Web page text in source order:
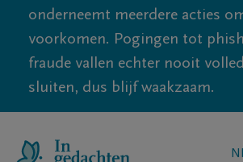
onderneemt meerdere acties
voorkomen. Pogingen tot
fraude vallen echter nooit
sluiten, dus blijf waakzaam.